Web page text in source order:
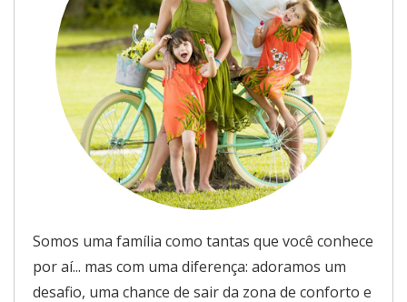
Somos uma família como tantas que você conhece
por aí... mas com uma diferença: adoramos um
desafio, uma chance de sair da zona de conforto e